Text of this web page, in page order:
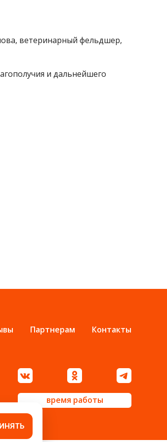
ветеринарный фельдшер,
и дальнейшего
Партнерам Контакты
время работы